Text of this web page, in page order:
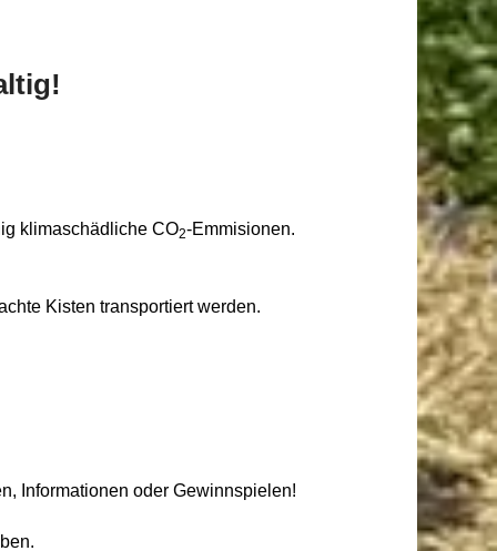
klimaschädliche CO2-Emmisionen.
Kisten transportiert werden.
Informationen oder Gewinnspielen!